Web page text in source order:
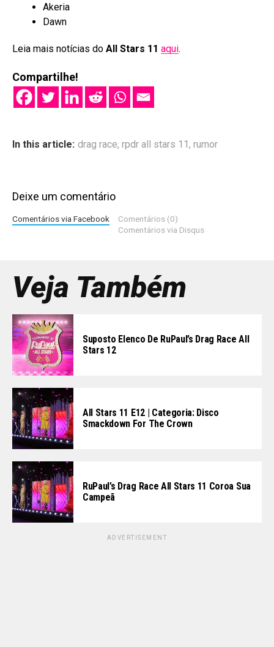
Akeria
Dawn
Leia mais notícias do All Stars 11 aqui.
Compartilhe!
In this article: drag race, rpdr all stars 11, rumor
Deixe um comentário
Comentários via Facebook
Comentários (0)
Comentários via Disqus
Veja Também
Suposto Elenco De RuPaul’s Drag Race All
Stars 12
All Stars 11 E12 | Categoria: Disco
Smackdown For The Crown
RuPaul’s Drag Race All Stars 11 Coroa Sua
Campeã
ADVERTISEMENT